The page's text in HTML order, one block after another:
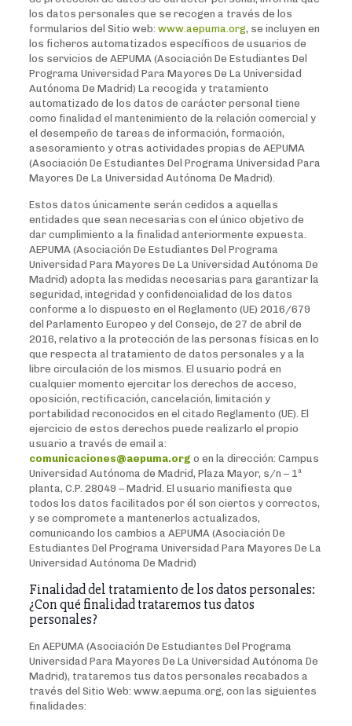
los datos personales que se recogen a través de los
formularios del Sitio web: www.aepuma.org, se incluyen en
los ficheros automatizados específicos de usuarios de
los servicios de AEPUMA (Asociación De Estudiantes Del
Programa Universidad Para Mayores De La Universidad
Autónoma De Madrid) La recogida y tratamiento
automatizado de los datos de carácter personal tiene
como finalidad el mantenimiento de la relación comercial y
el desempeño de tareas de información, formación,
asesoramiento y otras actividades propias de AEPUMA
(Asociación De Estudiantes Del Programa Universidad Para
Mayores De La Universidad Autónoma De Madrid).
Estos datos únicamente serán cedidos a aquellas
entidades que sean necesarias con el único objetivo de
dar cumplimiento a la finalidad anteriormente expuesta.
AEPUMA (Asociación De Estudiantes Del Programa
Universidad Para Mayores De La Universidad Autónoma De
Madrid) adopta las medidas necesarias para garantizar la
seguridad, integridad y confidencialidad de los datos
conforme a lo dispuesto en el Reglamento (UE) 2016/679
del Parlamento Europeo y del Consejo, de 27 de abril de
2016, relativo a la protección de las personas físicas en lo
que respecta al tratamiento de datos personales y a la
libre circulación de los mismos. El usuario podrá en
cualquier momento ejercitar los derechos de acceso,
oposición, rectificación, cancelación, limitación y
portabilidad reconocidos en el citado Reglamento (UE). El
ejercicio de estos derechos puede realizarlo el propio
usuario a través de email a:
comunicaciones@aepuma.org o en la dirección: Campus
Universidad Autónoma de Madrid, Plaza Mayor, s/n – 1ª
planta, C.P. 28049 – Madrid. El usuario manifiesta que
todos los datos facilitados por él son ciertos y correctos,
y se compromete a mantenerlos actualizados,
comunicando los cambios a AEPUMA (Asociación De
Estudiantes Del Programa Universidad Para Mayores De La
Universidad Autónoma De Madrid)
Finalidad del tratamiento de los datos personales:
¿Con qué finalidad trataremos tus datos
personales?
En AEPUMA (Asociación De Estudiantes Del Programa
Universidad Para Mayores De La Universidad Autónoma De
Madrid), trataremos tus datos personales recabados a
través del Sitio Web: www.aepuma.org, con las siguientes
finalidades: